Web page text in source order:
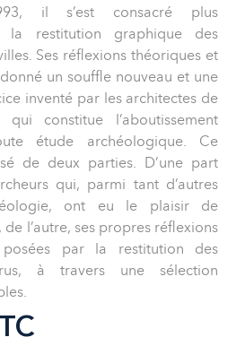
il s’est consacré plus
la restitution graphique des
Ses réflexions théoriques et
un souffle nouveau et une
inventé par les architectes de
constitue l’aboutissement
étude archéologique. Ce
de deux parties. D’une part
qui, parmi tant d’autres
ont eu le plaisir de
l’autre, ses propres réflexions
par la restitution des
à travers une sélection